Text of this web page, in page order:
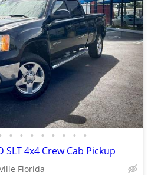
• • • • • • • •
SLT 4x4 Crew Cab Pickup
Florida